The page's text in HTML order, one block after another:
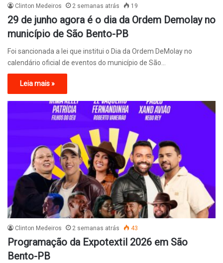
Clinton Medeiros 2 semanas atrás 19
29 de junho agora é o dia da Ordem Demolay no
município de São Bento-PB
Foi sancionada a lei que institui o Dia da Ordem DeMolay no
calendário oficial de eventos do município de São…
Leia mais »
Clinton Medeiros 2 semanas atrás 43
Programação da Expotextil 2026 em São
Bento-PB